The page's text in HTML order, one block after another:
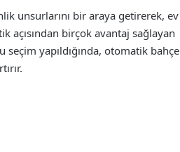
unsurlarını bir araya getirerek, ev
açısından birçok avantaj sağlayan
yapıldığında, otomatik bahçe